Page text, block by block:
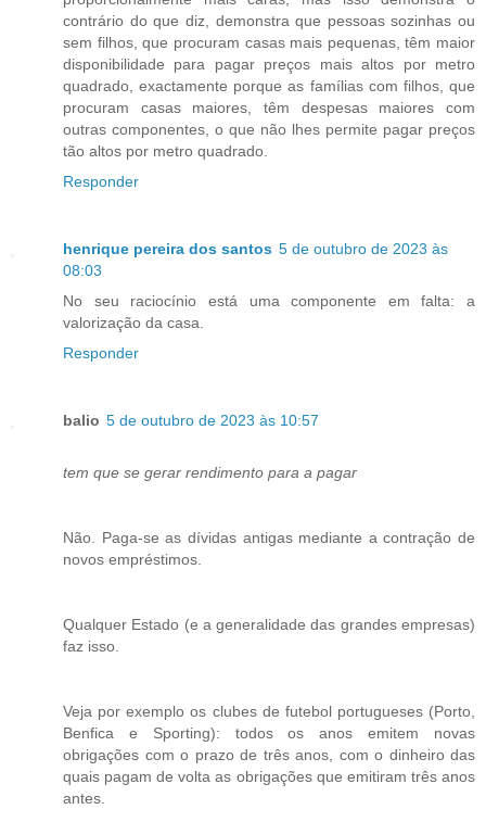
contrário do que diz, demonstra que pessoas sozinhas ou
sem filhos, que procuram casas mais pequenas, têm maior
disponibilidade para pagar preços mais altos por metro
quadrado, exactamente porque as famílias com filhos, que
procuram casas maiores, têm despesas maiores com
outras componentes, o que não lhes permite pagar preços
tão altos por metro quadrado.
Responder
henrique pereira dos santos 5 de outubro de 2023 às
08:03
No seu raciocínio está uma componente em falta: a
valorização da casa.
Responder
balio 5 de outubro de 2023 às 10:57
tem que se gerar rendimento para a pagar
Não. Paga-se as dívidas antigas mediante a contração de
novos empréstimos.
Qualquer Estado (e a generalidade das grandes empresas)
faz isso.
Veja por exemplo os clubes de futebol portugueses (Porto,
Benfica e Sporting): todos os anos emitem novas
obrigações com o prazo de três anos, com o dinheiro das
quais pagam de volta as obrigações que emitiram três anos
antes.